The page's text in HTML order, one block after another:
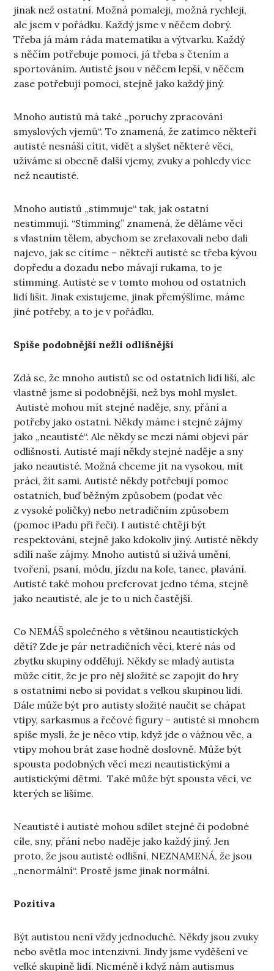
jinak než ostatní. Možná pomaleji, možná rychleji,
ale jsem v pořádku. Každý jsme v něčem dobrý.
Třeba já mám ráda matematiku a výtvarku. Každý
s něčím potřebuje pomoci, já třeba s čtením a
sportováním. Autisté jsou v něčem lepší, v něčem
zase potřebují pomoci, stejně jako každý jiný.
Mnoho autistů má také „poruchy zpracování
smyslových vjemů“. To znamená, že zatímco někteří
autisté nesnáší cítit, vidět a slyšet některé věci,
užíváme si obecně další vjemy, zvuky a pohledy více
než neautisté.
Mnoho autistů „stimmuje“ tak, jak ostatní
nestimmují. “Stimming” znamená, že děláme věci
s vlastním tělem, abychom se zrelaxovali nebo dali
najevo, jak se cítíme – někteří autisté se třeba kývou
dopředu a dozadu nebo mávají rukama, to je
stimming. Autisté se v tomto mohou od ostatních
lidí lišit. Jinak existujeme, jinak přemýšlíme, máme
jiné potřeby, a to je v pořádku.
Spíše podobnější nežli odlišnější
Zdá se, že mnoho autistů se od ostatních lidí liší, ale
vlastně jsme si podobnější, než bys mohl myslet.
Autisté mohou mít stejné naděje, sny, přání a
potřeby jako ostatní. Někdy máme i stejné zájmy
jako „neautisté“. Ale někdy se mezi námi objeví pár
odlišností. Autisté mají někdy stejné naděje a sny
jako neautisté. Možná chceme jít na vysokou, mít
práci, žít sami. Autisté někdy potřebují pomoc
ostatních, buď běžným způsobem (podat věc
z vysoké poličky) nebo netradičním způsobem
(pomoc iPadu při řeči). I autisté chtějí být
respektováni, stejně jako kdokoliv jiný. Autisté někdy
sdílí naše zájmy. Mnoho autistů si užívá umění,
tvoření, psaní, módu, jízdu na kole, tanec, plavání.
Autisté také mohou preferovat jedno téma, stejně
jako neautisté, ale je to u nich častější.
Co NEMÁŠ společného s většinou neautistických
dětí? Zde je pár netradičních věcí, které nás od
zbytku skupiny oddělují. Někdy se mladý autista
může cítit, že je pro něj složité se zapojit do hry
s ostatními nebo si povídat s velkou skupinou lidí.
Dále může být pro autisty složité naučit se chápat
vtipy, sarkasmus a řečové figury – autisté si mnohem
spíše myslí, že je něco vtip, když jde o vážnou věc, a
vtipy mohou brát zase hodně doslovně. Může být
spousta podobných věcí mezi neautistickými a
autistickými dětmi. Také může být spousta věcí, ve
kterých se lišíme.
Neautisté i autisté mohou sdílet stejné či podobné
cíle, sny, přání nebo naděje jako každý jiný. Jen
proto, že jsou autisté odlišní, NEZNAMENÁ, že jsou
„nenormální“. Prostě jsme jinak normální.
Pozitiva
Být autistou není vždy jednoduché. Někdy jsou zvuky
nebo světla moc intenzivní. Jindy jsme vyděšení ve
velké skupině lidí. Nicméně i když nám autismus